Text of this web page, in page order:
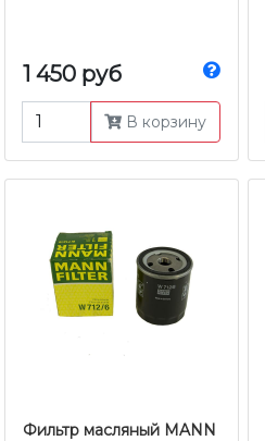
1 450 руб
В корзину
Фильтр масляный MANN